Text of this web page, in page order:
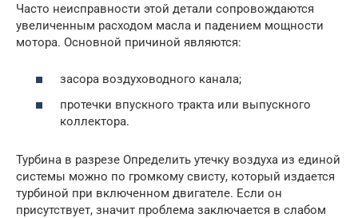
Часто неисправности этой детали сопровождаются
увеличенным расходом масла и падением мощности
мотора. Основной причиной являются:
засора воздуховодного канала;
протечки впускного тракта или выпускного
коллектора.
Турбина в разрезе Определить утечку воздуха из единой
системы можно по громкому свисту, который издается
турбиной при включенном двигателе. Если он
присутствует, значит проблема заключается в слабом